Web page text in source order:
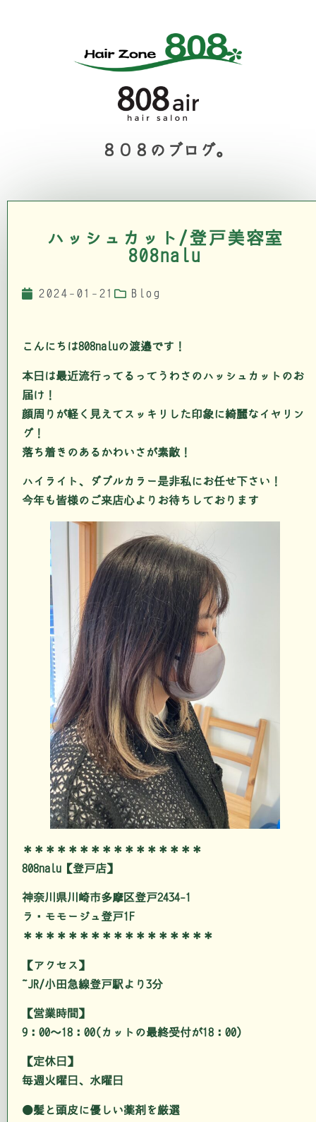
８０８のブログ。
ハッシュカット/登戸美容室
808nalu
2024-01-21 Blog
こんにちは808naluの渡邉です！
本日は最近流行ってるってうわさのハッシュカットのお
届け！
顔周りが軽く見えてスッキリした印象に綺麗なイヤリン
グ！
落ち着きのあるかわいさが素敵！
ハイライト、ダブルカラー是非私にお任せ下さい！
今年も皆様のご来店心よりお待ちしております
＊＊＊＊＊＊＊＊＊＊＊＊＊＊＊＊
808nalu【登戸店】
神奈川県川崎市多摩区登戸2434-1
ラ・モモージュ登戸1F
＊＊＊＊＊＊＊＊＊＊＊＊＊＊＊＊＊
【アクセス】
JR/小田急線登戸駅より3分
【営業時間】
9：00～18：00(カットの最終受付が18：00)
【定休日】
毎週火曜日、水曜日
●髪と頭皮に優しい薬剤を厳選